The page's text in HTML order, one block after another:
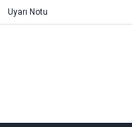
Uyarı Notu